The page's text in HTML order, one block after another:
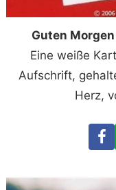
Guten
Eine weiße
Aufschrift,
Herz,